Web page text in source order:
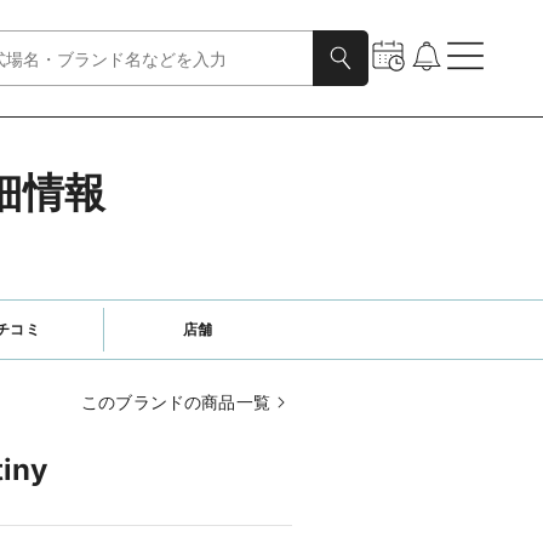
情報
コミ 店舗
このブランドの商品一覧